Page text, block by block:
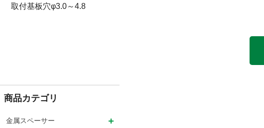
取付基板穴φ3.0～4.8
商品カテゴリ
金属スペーサー